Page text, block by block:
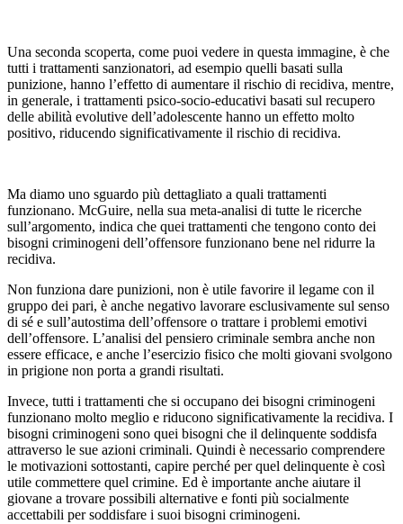
Una seconda scoperta, come puoi vedere in questa immagine, è che
tutti i trattamenti sanzionatori, ad esempio quelli basati sulla
punizione, hanno l’effetto di aumentare il rischio di recidiva, mentre,
in generale, i trattamenti psico-socio-educativi basati sul recupero
delle abilità evolutive dell’adolescente hanno un effetto molto
positivo, riducendo significativamente il rischio di recidiva.
Ma diamo uno sguardo più dettagliato a quali trattamenti
funzionano. McGuire, nella sua meta-analisi di tutte le ricerche
sull’argomento, indica che quei trattamenti che tengono conto dei
bisogni criminogeni dell’offensore funzionano bene nel ridurre la
recidiva.
Non funziona dare punizioni, non è utile favorire il legame con il
gruppo dei pari, è anche negativo lavorare esclusivamente sul senso
di sé e sull’autostima dell’offensore o trattare i problemi emotivi
dell’offensore. L’analisi del pensiero criminale sembra anche non
essere efficace, e anche l’esercizio fisico che molti giovani svolgono
in prigione non porta a grandi risultati.
Invece, tutti i trattamenti che si occupano dei bisogni criminogeni
funzionano molto meglio e riducono significativamente la recidiva. I
bisogni criminogeni sono quei bisogni che il delinquente soddisfa
attraverso le sue azioni criminali. Quindi è necessario comprendere
le motivazioni sottostanti, capire perché per quel delinquente è così
utile commettere quel crimine. Ed è importante anche aiutare il
giovane a trovare possibili alternative e fonti più socialmente
accettabili per soddisfare i suoi bisogni criminogeni.